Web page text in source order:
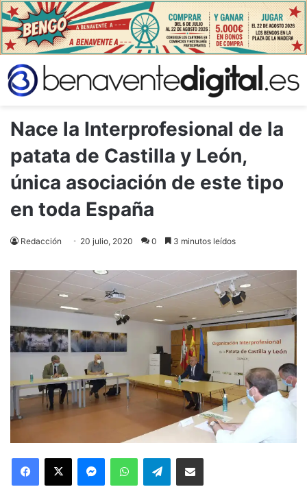
Nace la Interprofesional de la
patata de Castilla y León,
única asociación de este tipo
en toda España
Redacción 20 julio, 2020 0 3 minutos leídos
Facebook
X MessengerWhatsAppTelegramCompartir via Email